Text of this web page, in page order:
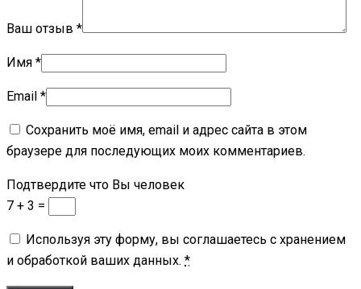
Ваш отзыв *
Имя *
Email *
Сохранить моё имя, email и адрес сайта в этом
браузере для последующих моих комментариев.
Подтвердите что Вы человек
7 + 3 =
Используя эту форму, вы соглашаетесь с хранением
и обработкой ваших данных. *